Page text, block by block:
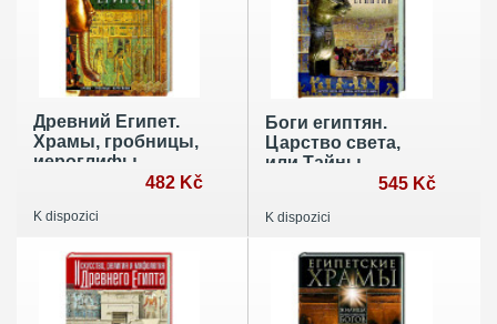
Древний Египет.
Храмы, гробницы,
иероглифы
482 Kč
K dispozici
Боги египтян.
Царство света,
или Тайны
загробного мира
545 Kč
K dispozici